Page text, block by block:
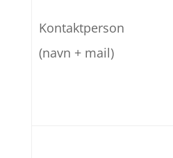
Kontaktperson
(navn + mail)